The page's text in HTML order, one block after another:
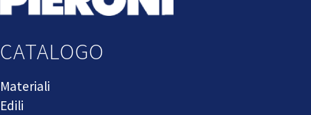
CATALOGO
Materiali
Edili